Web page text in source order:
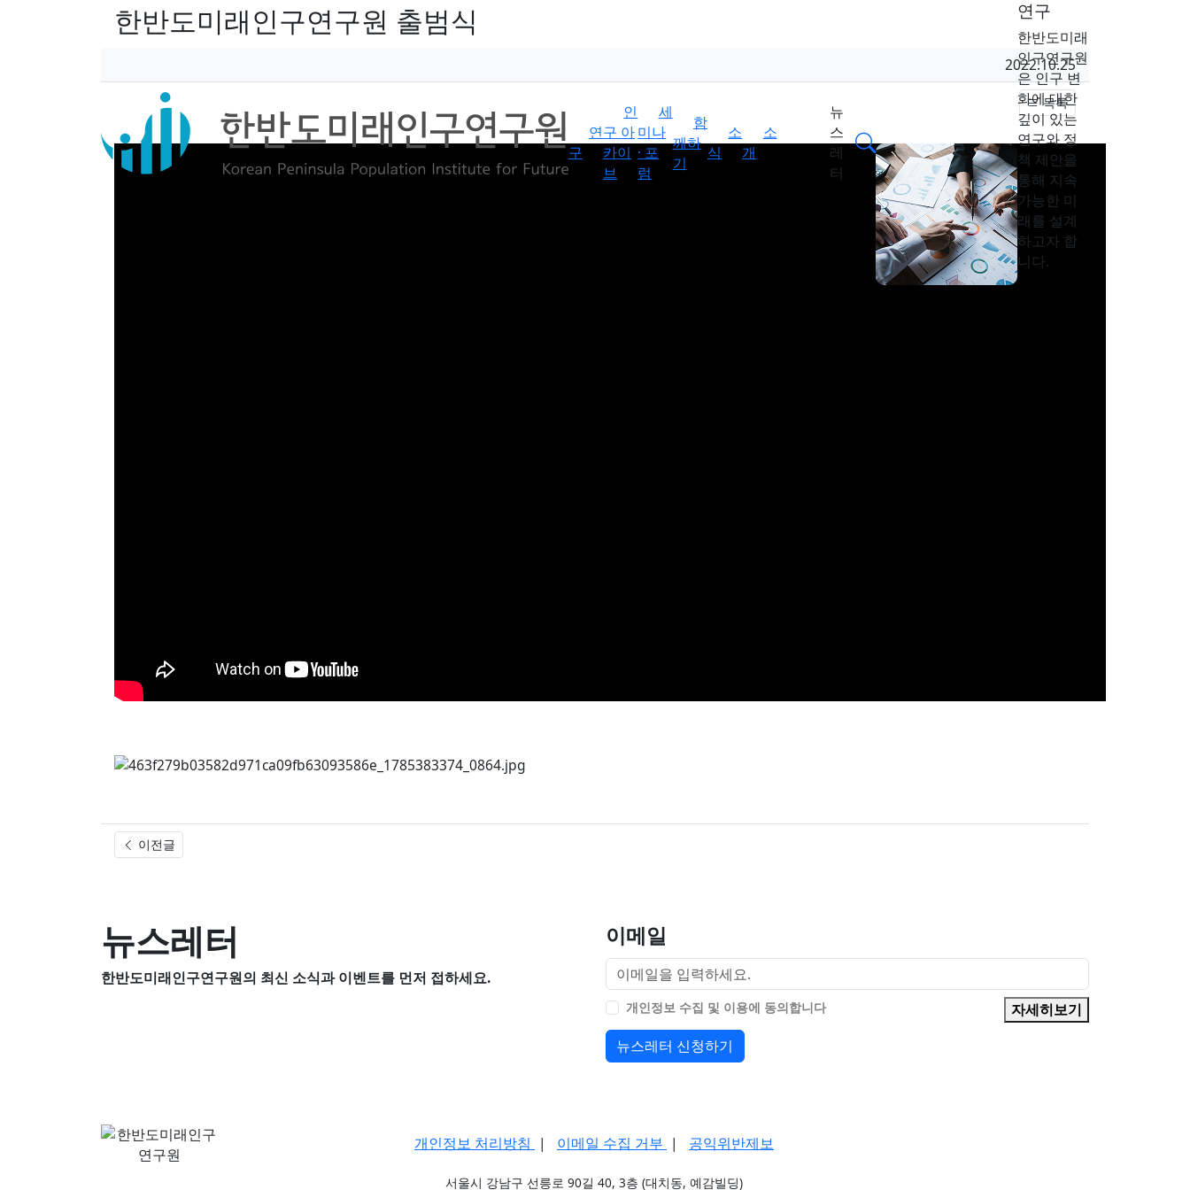
연
구
인
구 아
카이
브
세
미나
· 포
럼
함
께하
기
소
식
소
개
뉴
스
레
터
검색
연구
한반도미래
인구연구원
은 인구 변
화에 대한
깊이 있는
연구와 정
책 제안을
통해 지속
가능한 미
래를 설계
하고자 합
니다.
한반도미래인구연구원 출범식
작성일
2022.10.25
목록
본문
이전글
뉴스레터
한반도미래인구연구원의 최신 소식과 이벤트를 먼저 접하세요.
이메일
개인정보 수집 및 이용에 동의합니다
자세히보기
뉴스레터 신청하기
개인정보 처리방침 | 이메일 수집 거부 | 공익위반제보
서울시 강남구 선릉로 90길 40, 3층 (대치동, 예감빌딩)